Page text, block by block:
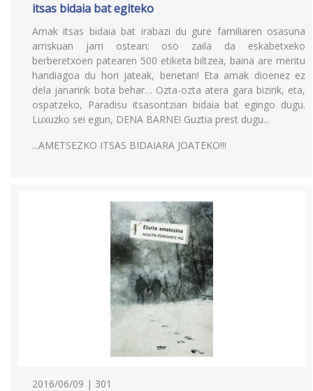
itsas bidaia bat egiteko
Amak itsas bidaia bat irabazi du gure familiaren osasuna
arriskuan jarri ostean: oso zaila da eskabetxeko
berberetxoen patearen 500 etiketa biltzea, baina are meritu
handiagoa du hori jateak, benetan! Eta amak dioenez ez
dela janaririk bota behar… Ozta-ozta atera gara bizirik, eta,
ospatzeko, Paradisu itsasontzian bidaia bat egingo dugu.
Luxuzko sei egun, DENA BARNE! Guztia prest dugu...
...AMETSEZKO ITSAS BIDAIARA JOATEKO!!!
2016/06/09 | 301